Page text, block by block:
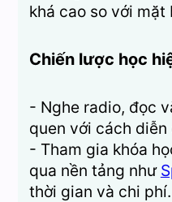
khá cao so với mặt
Chiến lược học
- Nghe radio, đọc
quen với cách diễn
- Tham gia khóa
qua nền tảng như
thời gian và chi phí.